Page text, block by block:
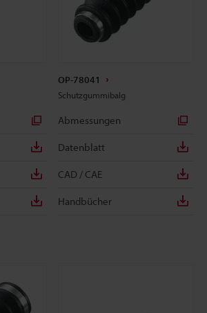
OP-78041
Schutzgummibalg
Abmessungen
Datenblatt
CAD / CAE
Handbücher